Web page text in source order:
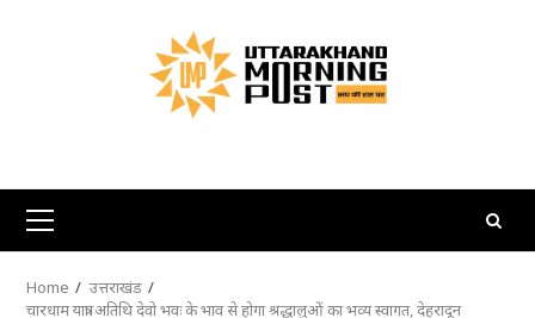
Primary
Menu
Home
उत्तराखंड
चारधाम यात्राः अतिथि देवो भवः के भाव से होगा श्रद्धालुओं का भव्य स्वागत, देहरादून